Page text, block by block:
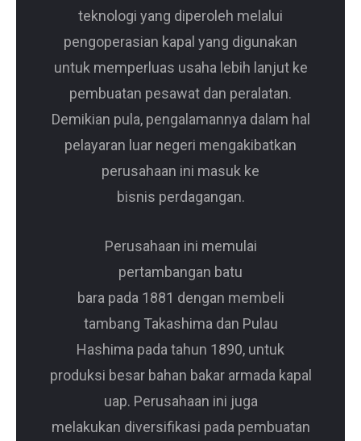
teknologi yang diperoleh melalui
pengoperasian kapal yang digunakan
untuk memperluas usaha lebih lanjut ke
pembuatan pesawat dan peralatan.
Demikian pula, pengalamannya dalam hal
pelayaran luar negeri mengakibatkan
perusahaan ini masuk ke
bisnis perdagangan.
Perusahaan ini memulai
pertambangan batu
bara pada 1881 dengan membeli
tambang Takashima dan Pulau
Hashima pada tahun 1890, untuk
produksi besar bahan bakar armada kapal
uap. Perusahaan ini juga
melakukan diversifikasi pada pembuatan